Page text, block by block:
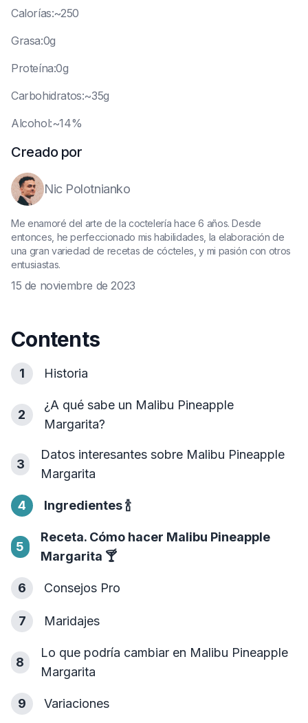
Calorías:~250
Grasa:0g
Proteína:0g
Carbohidratos:~35g
Alcohol:~14%
Creado por
Nic Polotnianko
Me enamoré del arte de la coctelería hace 6 años. Desde
entonces, he perfeccionado mis habilidades, la elaboración de
una gran variedad de recetas de cócteles, y mi pasión con otros
entusiastas.
15 de noviembre de 2023
Contents
1 Historia
2
¿A qué sabe un Malibu Pineapple
Margarita?
3
Datos interesantes sobre Malibu Pineapple
Margarita
4 Ingredientes🍾
5
Receta. Cómo hacer Malibu Pineapple
Margarita 🍸
6 Consejos Pro
7 Maridajes
8
Lo que podría cambiar en Malibu Pineapple
Margarita
9 Variaciones